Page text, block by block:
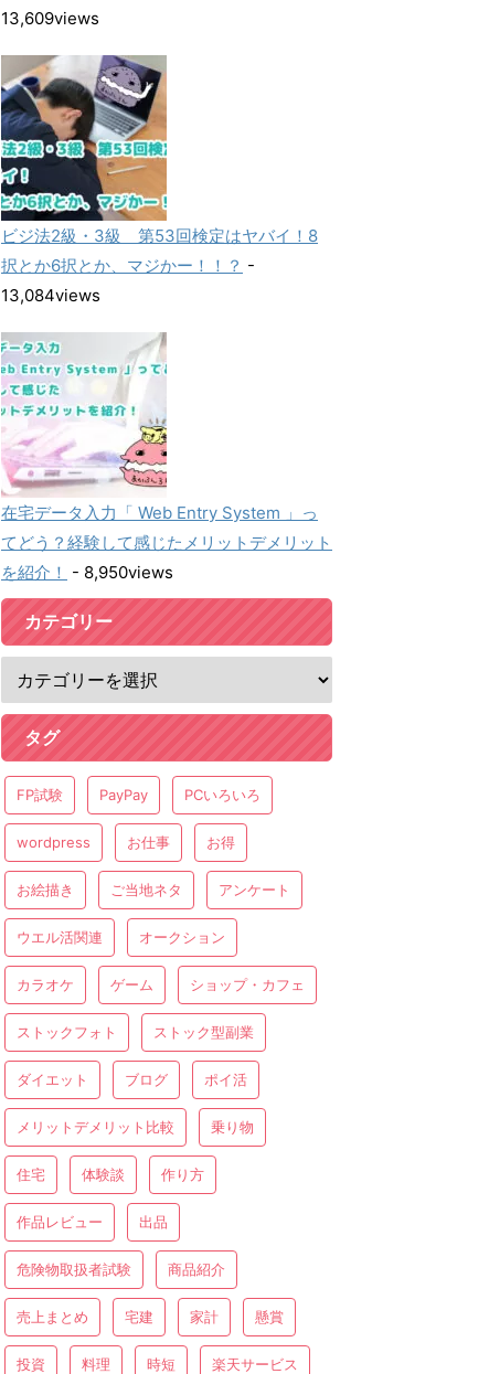
13,609views
ビジ法2級・3級 第53回検定はヤバイ！8
択とか6択とか、マジかー！！？ -
13,084views
在宅データ入力「 Web Entry System 」っ
てどう？経験して感じたメリットデメリット
を紹介！ - 8,950views
カテゴリー
タグ
FP試験 PayPay PCいろいろ
wordpress お仕事 お得
お絵描き ご当地ネタ アンケート
ウエル活関連 オークション
カラオケ ゲーム ショップ・カフェ
ストックフォト ストック型副業
ダイエット ブログ ポイ活
メリットデメリット比較 乗り物
住宅 体験談 作り方
作品レビュー 出品
危険物取扱者試験 商品紹介
売上まとめ 宅建 家計 懸賞
投資 料理 時短 楽天サービス